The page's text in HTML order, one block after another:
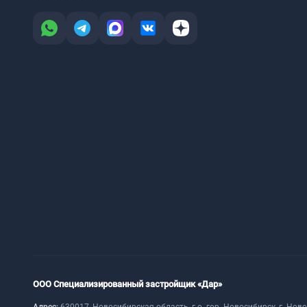
ООО Специализированный застройщик «Дар»